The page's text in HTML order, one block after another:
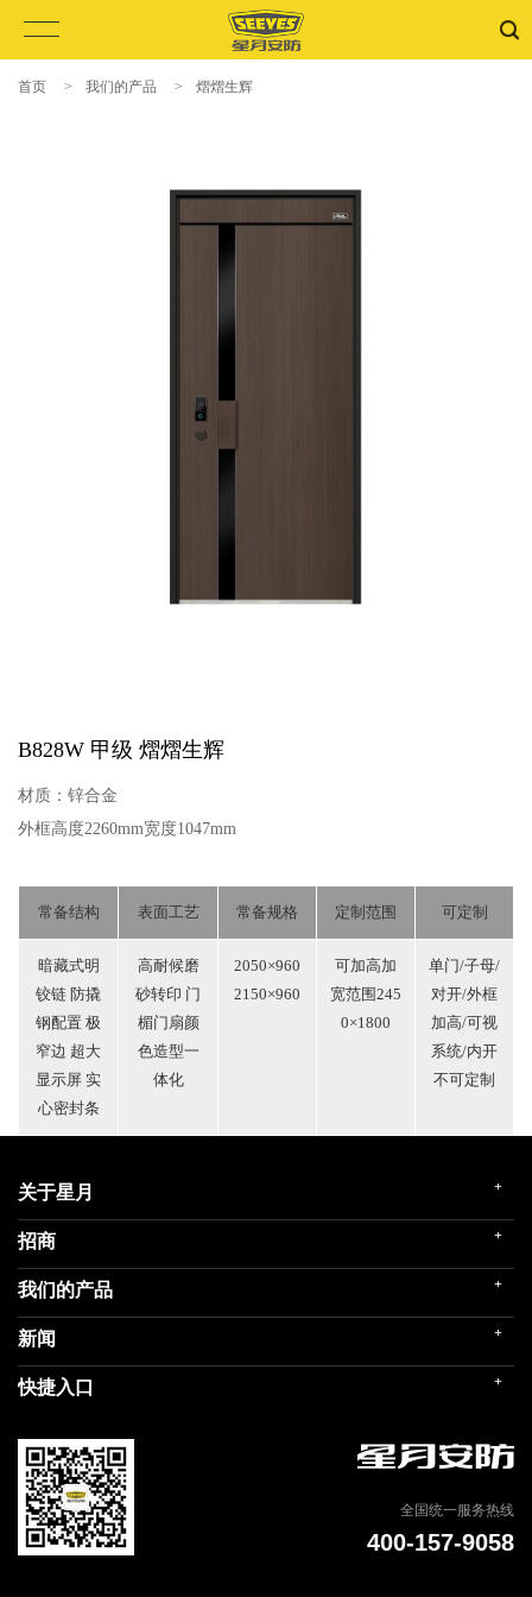
首页 > 我们的产品 > 熠熠生辉
B828W 甲级 熠熠生辉
材质：锌合金
外框高度2260mm宽度1047mm
常备结构 表面工艺 常备规格 定制范围 可定制
暗藏式明
铰链 防撬
钢配置 极
窄边 超大
显示屏 实
心密封条
高耐候磨
砂转印 门
楣门扇颜
色造型一
体化
2050×960
2150×960
可加高加
宽范围245
0×1800
单门/子母/
对开/外框
加高/可视
系统/内开
不可定制
关于星月 +
企业简介
企业文化
荣誉殿堂
社会责任
招商 +
门店展示
在线留言
我们的产品 +
民用家装（零售）
商用门
新闻 +
公司新闻
专题信息
快捷入口 +
联系我们
天猫商城
全国统一服务热线
400-157-9058